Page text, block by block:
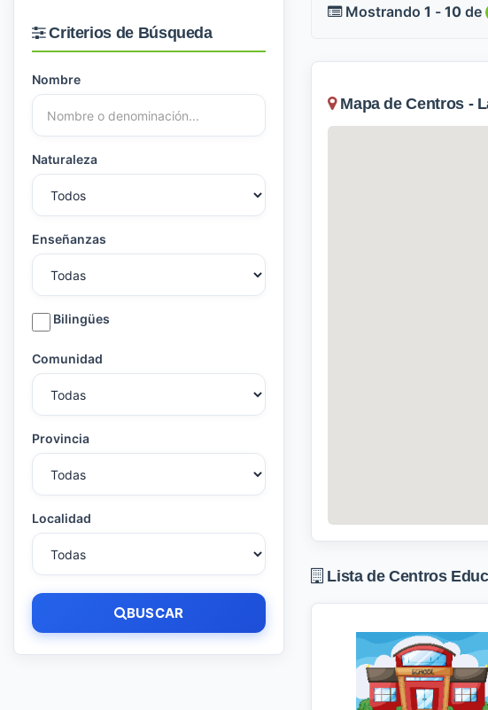
Criterios de Búsqueda
Nombre
Naturaleza
Enseñanzas
Bilingües
Comunidad
Provincia
Localidad
BUSCAR
Mostrando 1 - 10 de
Mapa de Centros -
Lista de Centros